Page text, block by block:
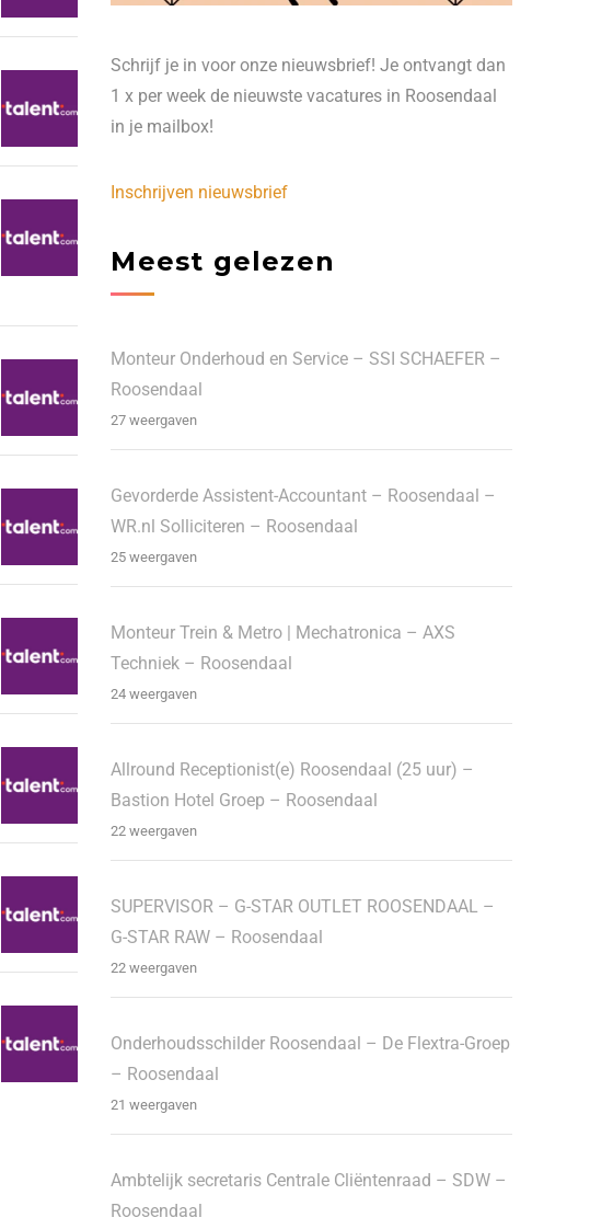
Schrijf je in voor onze nieuwsbrief! Je ontvangt dan
1 x per week de nieuwste vacatures in Roosendaal
in je mailbox!
Inschrijven nieuwsbrief
Meest gelezen
Monteur Onderhoud en Service – SSI SCHAEFER –
Roosendaal
27 weergaven
Gevorderde Assistent-Accountant – Roosendaal –
WR.nl Solliciteren – Roosendaal
25 weergaven
Monteur Trein & Metro | Mechatronica – AXS
Techniek – Roosendaal
24 weergaven
Allround Receptionist(e) Roosendaal (25 uur) –
Bastion Hotel Groep – Roosendaal
22 weergaven
SUPERVISOR – G-STAR OUTLET ROOSENDAAL –
G-STAR RAW – Roosendaal
22 weergaven
Onderhoudsschilder Roosendaal – De Flextra-Groep
– Roosendaal
21 weergaven
Ambtelijk secretaris Centrale Cliëntenraad – SDW –
Roosendaal